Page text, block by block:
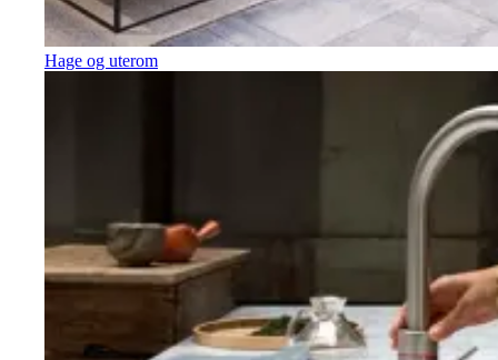
Hage og uterom